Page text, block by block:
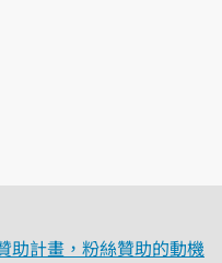
助計畫，粉絲贊助的動機